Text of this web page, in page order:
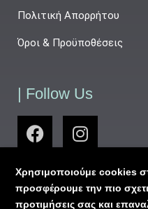
Πολιτική Απορρήτου
Όροι & Προϋποθέσεις
| Follow Us
Χρησιμοποιούμε cookies
προσφέρουμε την πιο
προτιμήσεις σας και